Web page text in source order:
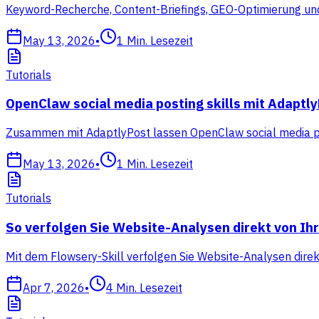
Keyword-Recherche, Content-Briefings, GEO-Optimierung
May 13, 2026• 1 Min. Lesezeit
Tutorials
OpenClaw social media posting skills mit
Zusammen mit AdaptlyPost lassen OpenClaw social
May 13, 2026• 1 Min. Lesezeit
Tutorials
So verfolgen Sie Website-Analysen direkt von
Mit dem Flowsery-Skill verfolgen Sie Website-Analysen
Apr 7, 2026• 4 Min. Lesezeit